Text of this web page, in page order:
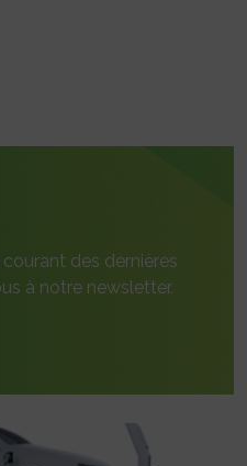
des dernières
à notre newsletter.